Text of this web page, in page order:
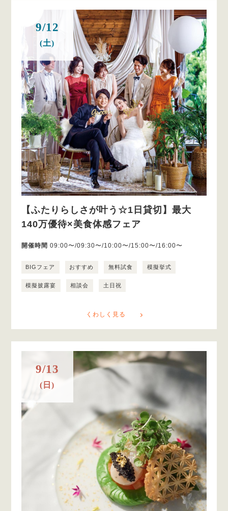
9/12
(土)
【ふたりらしさが叶う☆1日貸切】最大
140万優待×美食体感フェア
開催時間 09:00〜/09:30〜/10:00〜/15:00〜/16:00〜
BIGフェア おすすめ 無料試食 模擬挙式
模擬披露宴 相談会 土日祝
くわしく見る
9/13
(日)